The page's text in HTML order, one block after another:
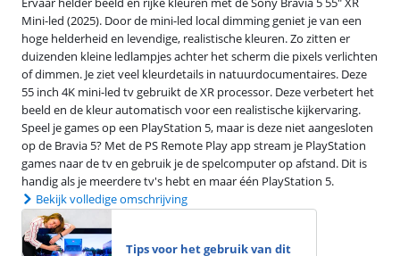
Mini-led (2025). Door de mini-led local dimming geniet je van een
hoge helderheid en levendige, realistische kleuren. Zo zitten er
duizenden kleine ledlampjes achter het scherm die pixels verlichten
of dimmen. Je ziet veel kleurdetails in natuurdocumentaires. Deze
55 inch 4K mini-led tv gebruikt de XR processor. Deze verbetert het
beeld en de kleur automatisch voor een realistische kijkervaring.
Speel je games op een PlayStation 5, maar is deze niet aangesloten
op de Bravia 5? Met de PS Remote Play app stream je PlayStation
games naar de tv en gebruik je de spelcomputer op afstand. Dit is
handig als je meerdere tv's hebt en maar één PlayStation 5.
Bekijk volledige omschrijving
Tips voor het gebruik van dit